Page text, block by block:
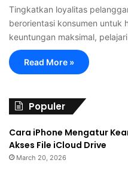
Tingkatkan loyalitas
berorientasi konsumen untuk
keuntungan maksimal,
Read More »
Populer
Cara iPhone Mengatur
Akses File iCloud Drive
March 20, 2026